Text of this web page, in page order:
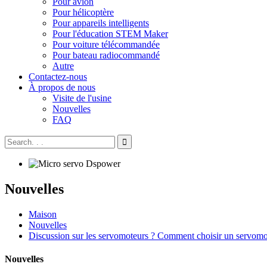
Pour hélicoptère
Pour appareils intelligents
Pour l'éducation STEM Maker
Pour voiture télécommandée
Pour bateau radiocommandé
Autre
Contactez-nous
À propos de nous
Visite de l'usine
Nouvelles
FAQ
Nouvelles
Maison
Nouvelles
Discussion sur les servomoteurs ? Comment choisir un
Nouvelles